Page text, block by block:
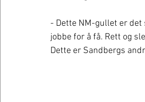
- Dette NM-gullet er
jobbe for å få. Rett og
Dette er Sandbergs